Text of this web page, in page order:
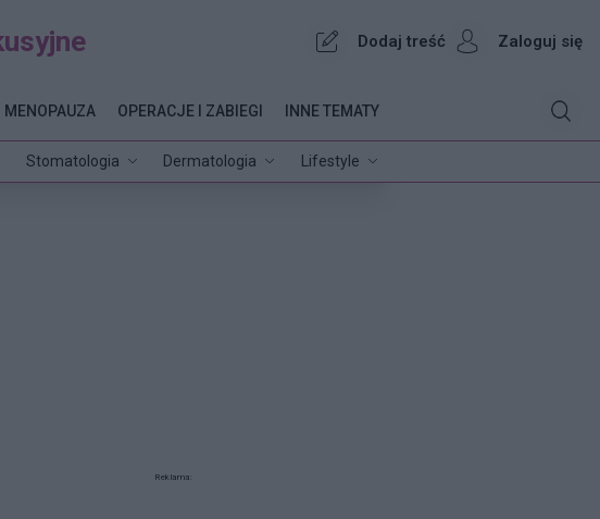
Dodaj treść Zaloguj się
Stomatologia Dermatologia Lifestyle
MENOPAUZA OPERACJE I ZABIEGI INNE TEMATY
Reklama: